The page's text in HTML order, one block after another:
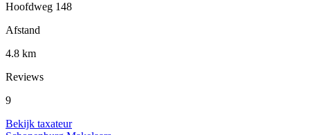
Hoofdweg 148
Afstand
4.8 km
Reviews
9
Bekijk taxateur